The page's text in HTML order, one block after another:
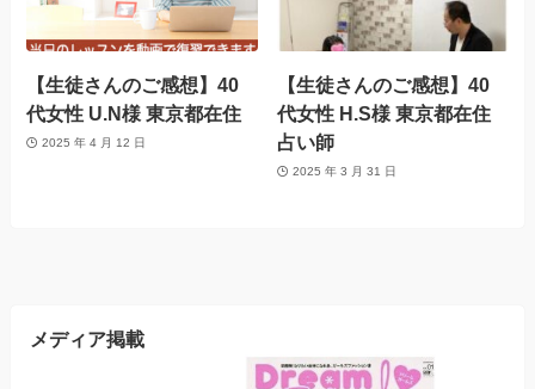
【生徒さんのご感想】40
代女性 U.N様 東京都在住
2025 年 4 月 12 日
【生徒さんのご感想】40
代女性 H.S様 東京都在住
占い師
2025 年 3 月 31 日
メディア掲載